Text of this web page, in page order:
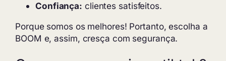
Confiança: clientes satisfeitos.
Porque somos os melhores! Portanto, escolha a
BOOM e, assim, cresça com segurança.